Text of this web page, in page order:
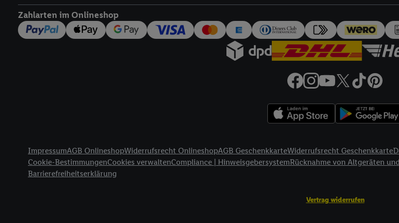
Zahlarten im Onlineshop
ImpressumAGB OnlineshopWiderrufsrecht OnlineshopAGB GeschenkkarteWiderrufsrecht Geschenkkarte
Cookie-BestimmungenCookies verwaltenCompliance | HinweisgebersystemRücknahme von Altgeräten
Barrierefreiheitserklärung
Vertrag widerrufen
widerrufen - jederzeit auch überdas Datenschutzportal von Utiq („consenthub“)
die Lidl-Dienste) widerrufen. Weitere Informationen finden Sie in den
Durch einen Klick auf „Ablehnen“ können Sie nur den Einsatz notwendiger
„Zustimmen“ stimmen Sie allen Verarbeitungen zu sämtlichen vorgenannten
jederzeit mit Wirkung für die Zukunft zu widerrufen, finden Sie in unseren
Unter „Anpassen“ können Sie einzelne Verwendungszwecke oder
Gewährleistung der Sicherheit, Verhinderung und Aufdeckung von Betrug und
Verknüpfung verschiedener Endgeräte, Identifikation von Geräten anhand
Messung des Erfolgs von Werbekampagnen durch TTD und Nutzung der
Zugriff auf Informationen auf einem Endgerät. Entwicklung und Verbesserung